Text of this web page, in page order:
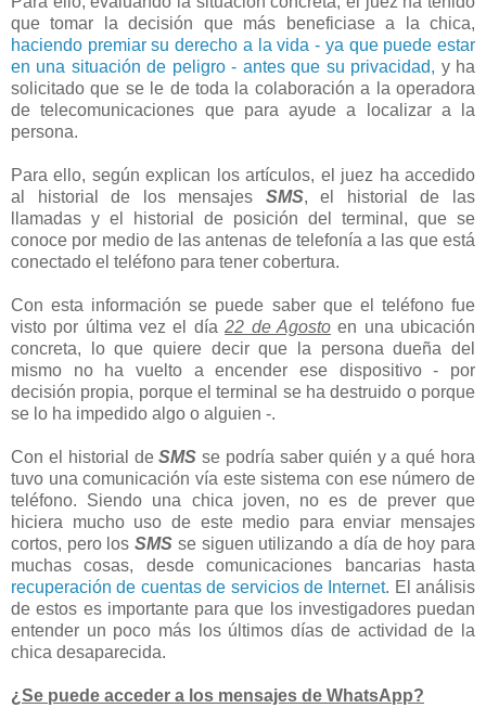
que tomar la decisión que más beneficiase a la chica,
haciendo premiar su derecho a la vida - ya que puede estar
en una situación de peligro - antes que su privacidad, y ha
solicitado que se le de toda la colaboración a la operadora
de telecomunicaciones que para ayude a localizar a la
persona.
Para ello, según explican los artículos, el juez ha accedido
al historial de los mensajes SMS, el historial de las
llamadas y el historial de posición del terminal, que se
conoce por medio de las antenas de telefonía a las que está
conectado el teléfono para tener cobertura.
Con esta información se puede saber que el teléfono fue
visto por última vez el día22 de Agostoen una ubicación
concreta, lo que quiere decir que la persona dueña del
mismo no ha vuelto a encender ese dispositivo - por
decisión propia, porque el terminal se ha destruido o porque
se lo ha impedido algo o alguien -.
Con el historial deSMS se podría saber quién y a qué hora
tuvo una comunicación vía este sistema con ese número de
teléfono. Siendo una chica joven, no es de prever que
hiciera mucho uso de este medio para enviar mensajes
cortos, pero losSMS se siguen utilizando a día de hoy para
muchas cosas, desde comunicaciones bancarias hasta
recuperación de cuentas de servicios de Internet. El análisis
de estos es importante para que los investigadores puedan
entender un poco más los últimos días de actividad de la
chica desaparecida.
¿Se puede acceder a los mensajes de WhatsApp?